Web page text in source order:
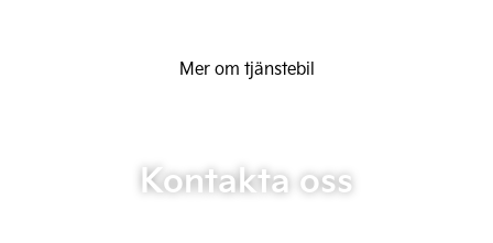
Mer om tjänstebil
Kontakta oss